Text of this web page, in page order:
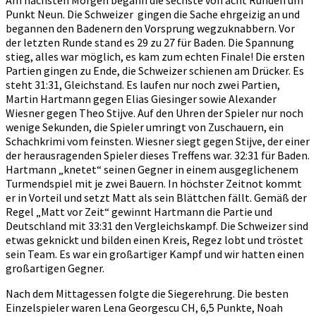
Punkt Neun. Die Schweizer gingen die Sache ehrgeizig an und
begannen den Badenern den Vorsprung wegzuknabbern. Vor
der letzten Runde stand es 29 zu 27 für Baden. Die Spannung
stieg, alles war möglich, es kam zum echten Finale! Die ersten
Partien gingen zu Ende, die Schweizer schienen am Drücker. Es
steht 31:31, Gleichstand. Es laufen nur noch zwei Partien,
Martin Hartmann gegen Elias Giesinger sowie Alexander
Wiesner gegen Theo Stijve. Auf den Uhren der Spieler nur noch
wenige Sekunden, die Spieler umringt von Zuschauern, ein
Schachkrimi vom feinsten. Wiesner siegt gegen Stijve, der einer
der herausragenden Spieler dieses Treffens war. 32:31 für Baden.
Hartmann „knetet“ seinen Gegner in einem ausgeglichenem
Turmendspiel mit je zwei Bauern. In höchster Zeitnot kommt
er in Vorteil und setzt Matt als sein Blättchen fällt. Gemäß der
Regel „Matt vor Zeit“ gewinnt Hartmann die Partie und
Deutschland mit 33:31 den Vergleichskampf. Die Schweizer sind
etwas geknickt und bilden einen Kreis, Regez lobt und tröstet
sein Team. Es war ein großartiger Kampf und wir hatten einen
großartigen Gegner.
Nach dem Mittagessen folgte die Siegerehrung. Die besten
Einzelspieler waren Lena Georgescu CH, 6,5 Punkte, Noah